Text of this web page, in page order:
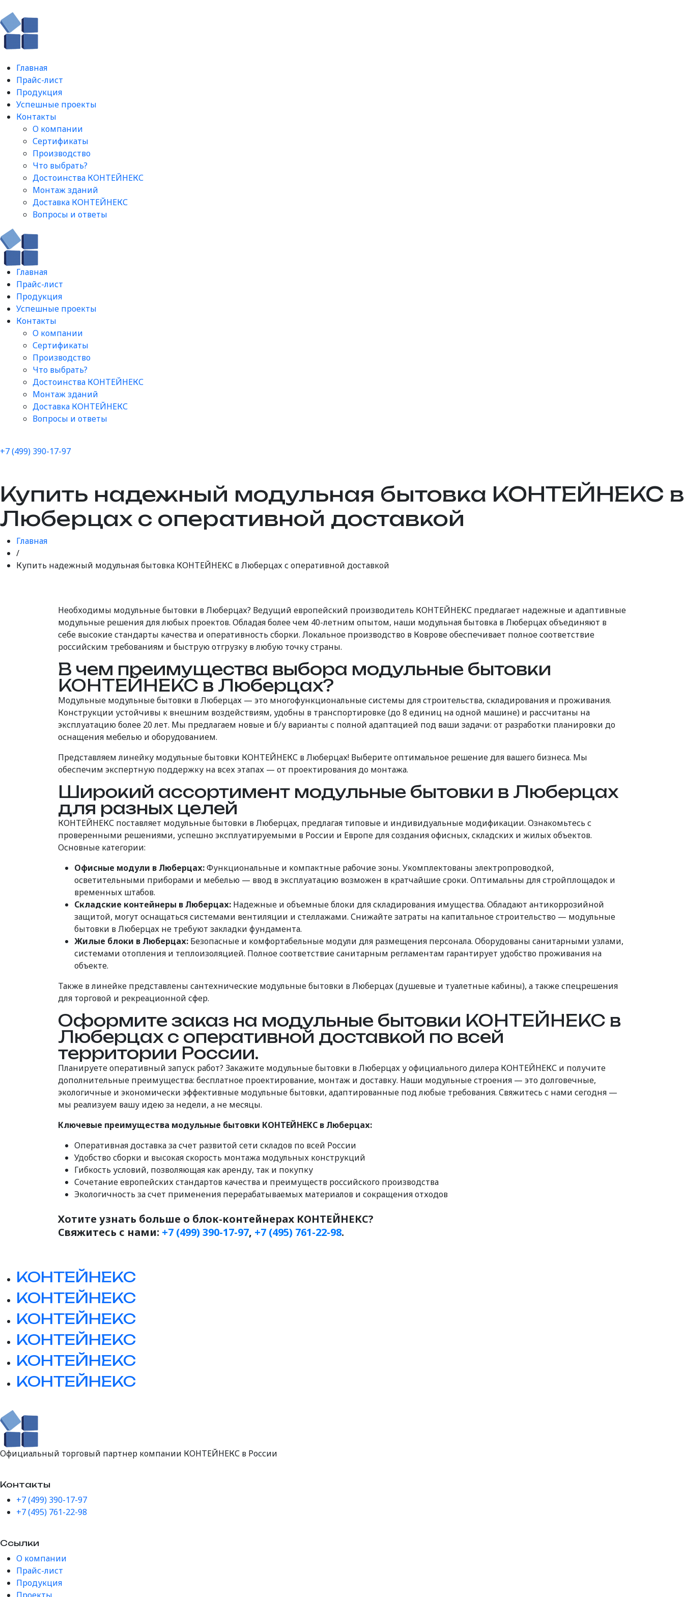
Главная
Прайс-лист
Продукция
Успешные проекты
Контакты
О компании
Сертификаты
Производство
Что выбрать?
Достоинства КОНТЕЙНЕКС
Монтаж зданий
Доставка КОНТЕЙНЕКС
Вопросы и ответы​
Главная
Прайс-лист
Продукция
Успешные проекты
Контакты
О компании
Сертификаты
Производство
Что выбрать?
Достоинства КОНТЕЙНЕКС
Монтаж зданий
Доставка КОНТЕЙНЕКС
Вопросы и ответы​
+7 (499) 390-17-97
Купить надежный модульная бытовка КОНТЕЙНЕКС в
Люберцах с оперативной доставкой
Главная
/
Купить надежный модульная бытовка КОНТЕЙНЕКС в Люберцах с оперативной доставкой
Необходимы модульные бытовки в Люберцах? Ведущий европейский производитель КОНТЕЙНЕКС предлагает надежные и адаптивные
модульные решения для любых проектов. Обладая более чем 40-летним опытом, наши модульная бытовка в Люберцах объединяют в
себе высокие стандарты качества и оперативность сборки. Локальное производство в Коврове обеспечивает полное соответствие
российским требованиям и быструю отгрузку в любую точку страны.
В чем преимущества выбора модульные бытовки
КОНТЕЙНЕКС в Люберцах?
Модульные модульные бытовки в Люберцах — это многофункциональные системы для строительства, складирования и проживания.
Конструкции устойчивы к внешним воздействиям, удобны в транспортировке (до 8 единиц на одной машине) и рассчитаны на
эксплуатацию более 20 лет. Мы предлагаем новые и б/у варианты с полной адаптацией под ваши задачи: от разработки планировки до
оснащения мебелью и оборудованием.
Представляем линейку модульные бытовки КОНТЕЙНЕКС в Люберцах! Выберите оптимальное решение для вашего бизнеса. Мы
обеспечим экспертную поддержку на всех этапах — от проектирования до монтажа.
Широкий ассортимент модульные бытовки в Люберцах
для разных целей
КОНТЕЙНЕКС поставляет модульные бытовки в Люберцах, предлагая типовые и индивидуальные модификации. Ознакомьтесь с
проверенными решениями, успешно эксплуатируемыми в России и Европе для создания офисных, складских и жилых объектов.
Основные категории:
Офисные модули в Люберцах:Функциональные и компактные рабочие зоны. Укомплектованы электропроводкой,
осветительными приборами и мебелью — ввод в эксплуатацию возможен в кратчайшие сроки. Оптимальны для стройплощадок и
временных штабов.
Складские контейнеры в Люберцах: Надежные и объемные блоки для складирования имущества. Обладают антикоррозийной
защитой, могут оснащаться системами вентиляции и стеллажами. Снижайте затраты на капитальное строительство — модульные
бытовки в Люберцах не требуют закладки фундамента.
Жилые блоки в Люберцах: Безопасные и комфортабельные модули для размещения персонала. Оборудованы санитарными узлами,
системами отопления и теплоизоляцией. Полное соответствие санитарным регламентам гарантирует удобство проживания на
объекте.
Также в линейке представлены сантехнические модульные бытовки в Люберцах (душевые и туалетные кабины), а также спецрешения
для торговой и рекреационной сфер.
Оформите заказ на модульные бытовки КОНТЕЙНЕКС в
Люберцах с оперативной доставкой по всей
территории России.
Планируете оперативный запуск работ? Закажите модульные бытовки в Люберцах у официального дилера КОНТЕЙНЕКС и получите
дополнительные преимущества: бесплатное проектирование, монтаж и доставку. Наши модульные строения — это долговечные,
экологичные и экономически эффективные модульные бытовки, адаптированные под любые требования. Свяжитесь с нами сегодня —
мы реализуем вашу идею за недели, а не месяцы.
Ключевые преимущества модульные бытовки КОНТЕЙНЕКС в Люберцах:
Оперативная доставка за счет развитой сети складов по всей России
Удобство сборки и высокая скорость монтажа модульных конструкций
Гибкость условий, позволяющая как аренду, так и покупку
Сочетание европейских стандартов качества и преимуществ российского производства
Экологичность за счет применения перерабатываемых материалов и сокращения отходов
Хотите узнать больше о блок-контейнерах КОНТЕЙНЕКС?
Свяжитесь с нами: +7 (499) 390-17-97, +7 (495) 761-22-98.
КОНТЕЙНЕКС
КОНТЕЙНЕКС
КОНТЕЙНЕКС
КОНТЕЙНЕКС
КОНТЕЙНЕКС
КОНТЕЙНЕКС
Официальный торговый партнер компании КОНТЕЙНЕКС в России
Контакты
+7 (499) 390-17-97
+7 (495) 761-22-98
Ссылки
О компании
Прайс-лист
Продукция